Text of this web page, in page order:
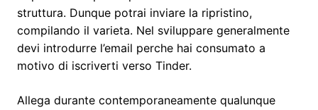
struttura. Dunque potrai inviare la ripristino,
compilando il varieta. Nel sviluppare generalmente
devi introdurre l’email perche hai consumato a
motivo di iscriverti verso Tinder.
Allega durante contemporaneamente qualunque